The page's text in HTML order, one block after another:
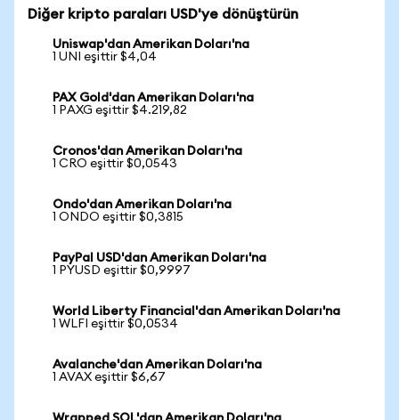
Diğer kripto paraları USD'ye dönüştürün
Uniswap'dan Amerikan Doları'na
1 UNI eşittir $4,04
PAX Gold'dan Amerikan Doları'na
1 PAXG eşittir $4.219,82
Cronos'dan Amerikan Doları'na
1 CRO eşittir $0,0543
Ondo'dan Amerikan Doları'na
1 ONDO eşittir $0,3815
PayPal USD'dan Amerikan Doları'na
1 PYUSD eşittir $0,9997
World Liberty Financial'dan Amerikan Doları'na
1 WLFI eşittir $0,0534
Avalanche'dan Amerikan Doları'na
1 AVAX eşittir $6,67